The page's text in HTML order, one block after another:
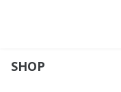
SHOP